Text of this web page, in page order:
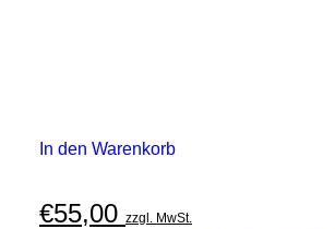
In den Warenkorb
€55,00 zzgl. MwSt.